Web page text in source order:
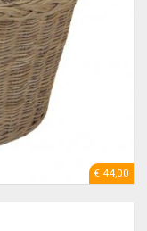
€ 44,00